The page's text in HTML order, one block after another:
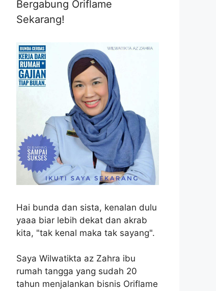
Bergabung Oriflame
Sekarang!
Hai bunda dan sista, kenalan dulu
yaaa biar lebih dekat dan akrab
kita, "tak kenal maka tak sayang".
Saya Wilwatikta az Zahra ibu
rumah tangga yang sudah 20
tahun menjalankan bisnis Oriflame